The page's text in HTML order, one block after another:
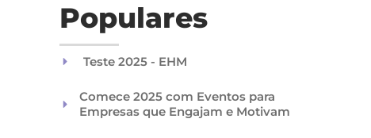
Populares
Teste 2025 - EHM
Comece 2025 com Eventos para
Empresas que Engajam e Motivam